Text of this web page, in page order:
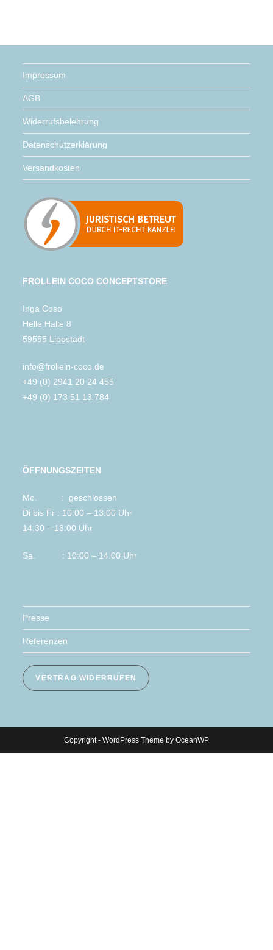
Impressum
AGB
Widerrufsbelehrung
Datenschutzerklärung
Versandkosten
FROLLEIN COCO CONCEPTSTORE
Inga Coso
Helle Halle 8
59555 Lippstadt
info@frollein-coco.de
+49 (0) 2941 20 24 455
+49 (0) 173 51 13 784
ÖFFNUNGSZEITEN
Mo. : geschlossen
Di bis Fr : 10:00 – 13:00 Uhr
14.30 – 18:00 Uhr
Sa. : 10:00 – 14.00 Uhr
Presse
Referenzen
VERTRAG WIDERRUFEN
Copyright - WordPress Theme by OceanWP